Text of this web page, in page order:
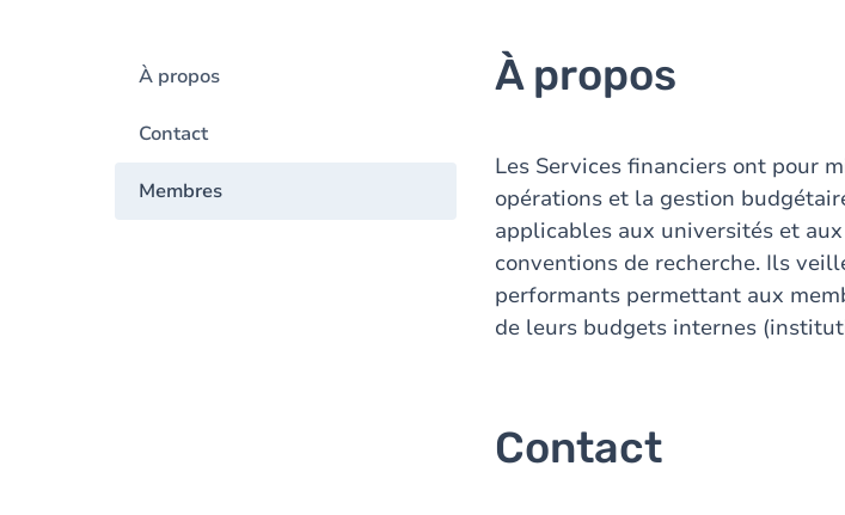
À propos
Contact
Membres
À propos
Les Services financiers ont pour
opérations et la gestion
applicables aux universités et
conventions de recherche. Ils
performants permettant aux
de leurs budgets internes
Contact